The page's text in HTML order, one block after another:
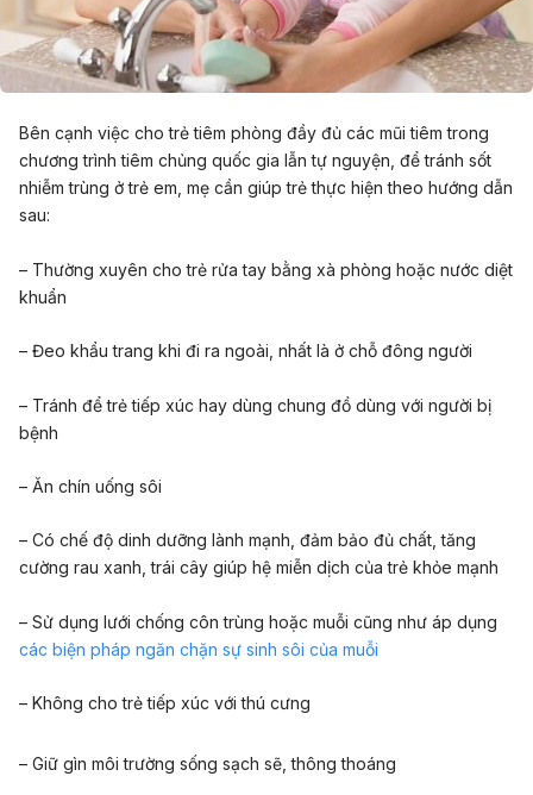
Bên cạnh việc cho trẻ tiêm phòng đầy đủ các mũi tiêm trong
chương trình tiêm chủng quốc gia lẫn tự nguyện, để tránh sốt
nhiễm trùng ở trẻ em, mẹ cần giúp trẻ thực hiện theo hướng dẫn
sau:
– Thường xuyên cho trẻ rửa tay bằng xà phòng hoặc nước diệt
khuẩn
– Đeo khẩu trang khi đi ra ngoài, nhất là ở chỗ đông người
– Tránh để trẻ tiếp xúc hay dùng chung đồ dùng với người bị
bệnh
– Ăn chín uống sôi
– Có chế độ dinh dưỡng lành mạnh, đảm bảo đủ chất, tăng
cường rau xanh, trái cây giúp hệ miễn dịch của trẻ khỏe mạnh
– Sử dụng lưới chống côn trùng hoặc muỗi cũng như áp dụng
các biện pháp ngăn chặn sự sinh sôi của muỗi
– Không cho trẻ tiếp xúc với thú cưng
– Giữ gìn môi trường sống sạch sẽ, thông thoáng